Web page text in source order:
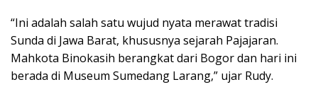
“Ini adalah salah satu wujud nyata merawat tradisi
Sunda di Jawa Barat, khususnya sejarah Pajajaran.
Mahkota Binokasih berangkat dari Bogor dan hari ini
berada di Museum Sumedang Larang,” ujar Rudy.